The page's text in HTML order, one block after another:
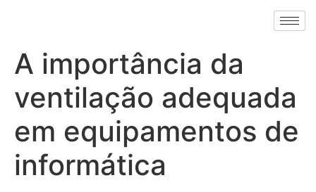
A importância da
ventilação adequada
em equipamentos de
informática